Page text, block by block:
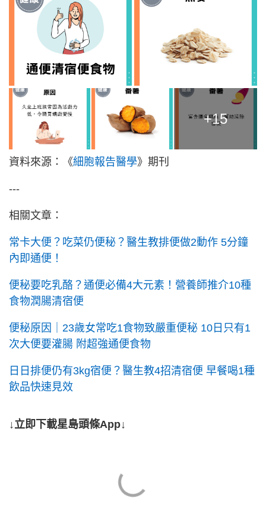
+15
資料來源：《細胞報告醫學》期刊
---
相關文章：
常卡大便？吃菜仍便秘？醫生教排便做2動作 5分鐘
內即通便！
便秘要吃乳酪？通便必備4大元素！營養師推介10種
食物潤腸清宿便
便秘原因｜23歲女常吃1食物致嚴重便秘 10日只有1
次大便要灌腸 附超強通便食物
日日排便仍有3kg宿便？醫生教4招清宿便 早餐喝1種
飲品快速見效
↓立即下載星島頭條App↓